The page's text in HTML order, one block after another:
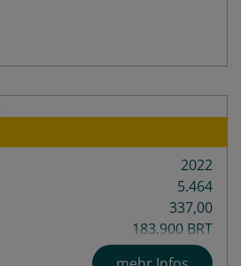
2022
5.464
337,00
183.900 BRT
20